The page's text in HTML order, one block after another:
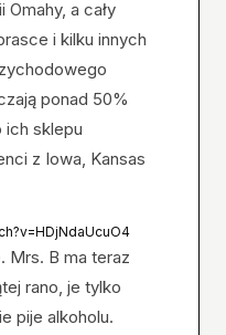
a cały
i kilku innych
ponad 50%
ich sklepu
z Iowa, Kansas
Mrs. B ma teraz
rano, je tylko
pije alkoholu.